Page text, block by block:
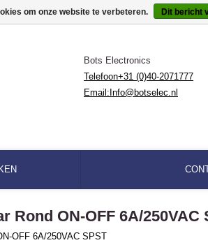
Bots Electronics
Telefoon+31 (0)40-2071777
Email: Info@botselec.nl
Rond ON-OFF 6A/250VAC
OFF 6A/250VAC SPST
om onze website te verbeteren. Dit bericht